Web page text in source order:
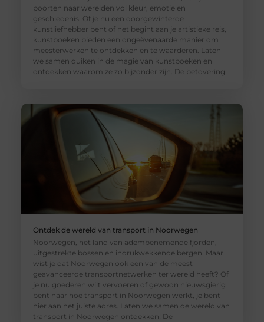
poorten naar werelden vol kleur, emotie en
geschiedenis. Of je nu een doorgewinterde
kunstliefhebber bent of net begint aan je artistieke reis,
kunstboeken bieden een ongeëvenaarde manier om
meesterwerken te ontdekken en te waarderen. Laten
we samen duiken in de magie van kunstboeken en
ontdekken waarom ze zo bijzonder zijn. De betovering
Ontdek de wereld van transport in Noorwegen
Noorwegen, het land van adembenemende fjorden,
uitgestrekte bossen en indrukwekkende bergen. Maar
wist je dat Noorwegen ook een van de meest
geavanceerde transportnetwerken ter wereld heeft? Of
je nu goederen wilt vervoeren of gewoon nieuwsgierig
bent naar hoe transport in Noorwegen werkt, je bent
hier aan het juiste adres. Laten we samen de wereld van
transport in Noorwegen ontdekken! De